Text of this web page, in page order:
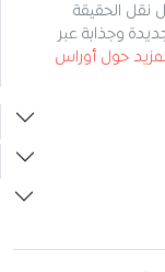
تأسست سنة 2019 تُحاول نقل الحقيقة
وجذابة عبر
حول أوراس